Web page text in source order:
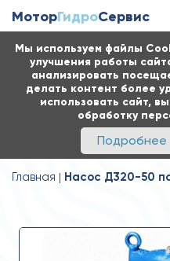
Мы используем файлы
улучшения работы
анализировать
делать контент более
использовать сайт,
обработку
Подробнее
МоторГидроСервис
Главная Насос Д320-50